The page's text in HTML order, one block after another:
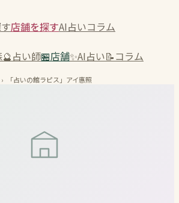
店舗を探すAI占いコラム
🔮占い師🏪店舗✨AI占い📝コラム
› 「占いの館ラピス」アイ惠照